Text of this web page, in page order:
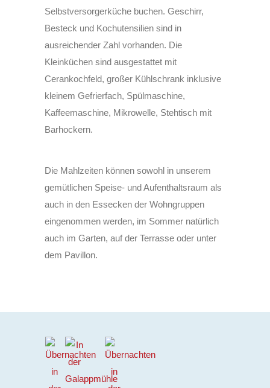
Selbstversorgerküche buchen. Geschirr,
Besteck und Kochutensilien sind in
ausreichender Zahl vorhanden. Die
Kleinküchen sind ausgestattet mit
Cerankochfeld, großer Kühlschrank inklusive
kleinem Gefrierfach, Spülmaschine,
Kaffeemaschine, Mikrowelle, Stehtisch mit
Barhockern.
Die Mahlzeiten können sowohl in unserem
gemütlichen Speise- und Aufenthaltsraum als
auch in den Essecken der Wohngruppen
eingenommen werden, im Sommer natürlich
auch im Garten, auf der Terrasse oder unter
dem Pavillon.